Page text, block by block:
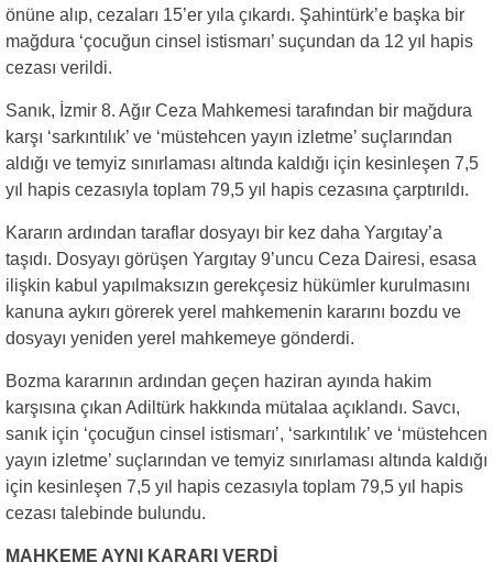
önüne alıp, cezaları 15’er yıla çıkardı. Şahintürk’e başka bir
mağdura ‘çocuğun cinsel istismarı’ suçundan da 12 yıl hapis
cezası verildi.
Sanık, İzmir 8. Ağır Ceza Mahkemesi tarafından bir mağdura
karşı ‘sarkıntılık’ ve ‘müstehcen yayın izletme’ suçlarından
aldığı ve temyiz sınırlaması altında kaldığı için kesinleşen 7,5
yıl hapis cezasıyla toplam 79,5 yıl hapis cezasına çarptırıldı.
Kararın ardından taraflar dosyayı bir kez daha Yargıtay’a
taşıdı. Dosyayı görüşen Yargıtay 9’uncu Ceza Dairesi, esasa
ilişkin kabul yapılmaksızın gerekçesiz hükümler kurulmasını
kanuna aykırı görerek yerel mahkemenin kararını bozdu ve
dosyayı yeniden yerel mahkemeye gönderdi.
Bozma kararının ardından geçen haziran ayında hakim
karşısına çıkan Adiltürk hakkında mütalaa açıklandı. Savcı,
sanık için ‘çocuğun cinsel istismarı’, ‘sarkıntılık’ ve ‘müstehcen
yayın izletme’ suçlarından ve temyiz sınırlaması altında kaldığı
için kesinleşen 7,5 yıl hapis cezasıyla toplam 79,5 yıl hapis
cezası talebinde bulundu.
MAHKEME AYNI KARARI VERDİ